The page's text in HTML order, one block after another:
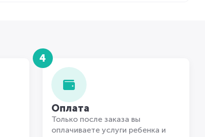
4
Оплата
Только после заказа вы
оплачиваете услуги ребенка и